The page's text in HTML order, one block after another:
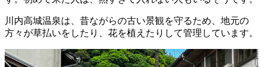
川内高城温泉は、昔ながらの古い景観を守るため、地元の
方々が草払いをしたり、花を植えたりして管理しています。